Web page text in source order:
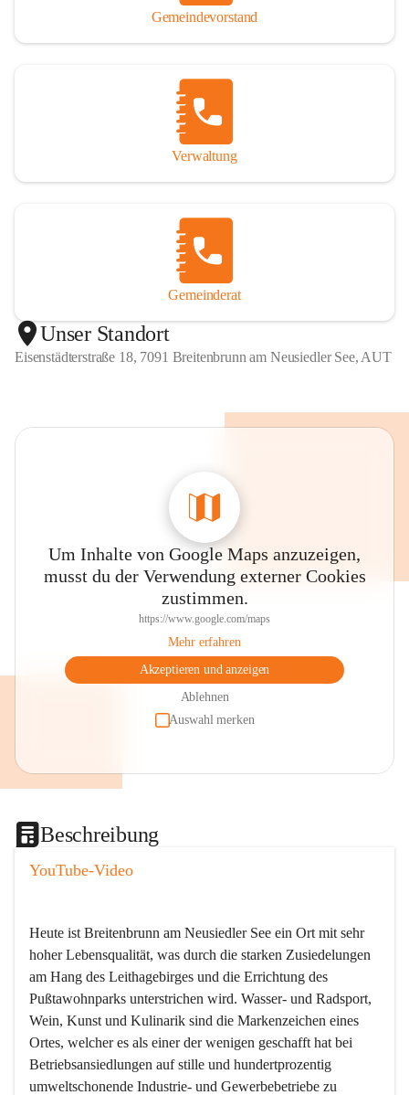
Gemeindevorstand
Verwaltung
Gemeinderat
Unser Standort
Eisenstädterstraße 18, 7091 Breitenbrunn am Neusiedler See, AUT
Um Inhalte von Google Maps anzuzeigen,
musst du der Verwendung externer Cookies
zustimmen.
https://www.google.com/maps
Mehr erfahren
Akzeptieren und anzeigen
Ablehnen
Auswahl merken
Beschreibung
YouTube-Video
Heute ist Breitenbrunn am Neusiedler See ein Ort mit sehr
hoher Lebensqualität, was durch die starken Zusiedelungen
am Hang des Leithagebirges und die Errichtung des
Pußtawohnparks unterstrichen wird. Wasser- und Radsport,
Wein, Kunst und Kulinarik sind die Markenzeichen eines
Ortes, welcher es als einer der wenigen geschafft hat bei
Betriebsansiedlungen auf stille und hundertprozentig
umweltschonende Industrie- und Gewerbebetriebe zu